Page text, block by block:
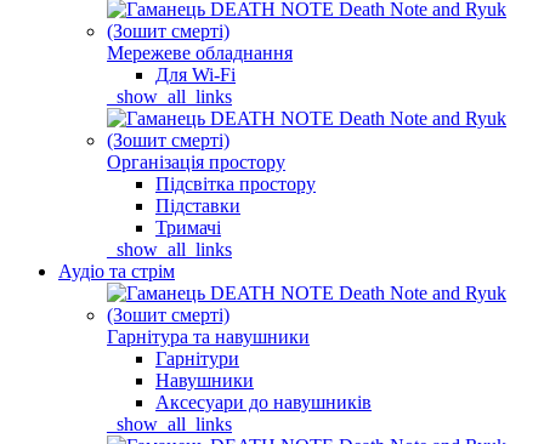
Мережеве обладнання
Для Wi-Fi
_show_all_links
Організація простору
Підсвітка простору
Підставки
Тримачі
_show_all_links
Аудіо та стрім
Гарнітура та навушники
Гарнітури
Навушники
Аксесуари до навушників
_show_all_links